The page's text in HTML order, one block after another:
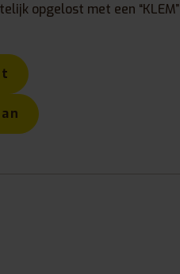
opgelost met een “KLEM”